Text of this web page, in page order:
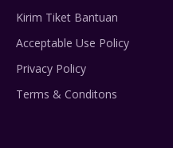
Kirim Tiket Bantuan
Acceptable Use Policy
Privacy Policy
Terms & Conditons